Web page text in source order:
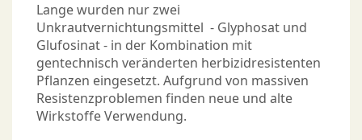
Lange wurden nur zwei
Unkrautvernichtungsmittel - Glyphosat und
Glufosinat - in der Kombination mit
gentechnisch veränderten herbizidresistenten
Pflanzen eingesetzt. Aufgrund von massiven
Resistenzproblemen finden neue und alte
Wirkstoffe Verwendung.